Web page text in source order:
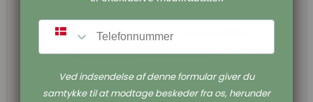
SMS
Ved indsendelse af denne formular giver du
samtykke til at modtage beskeder fra os, herunder